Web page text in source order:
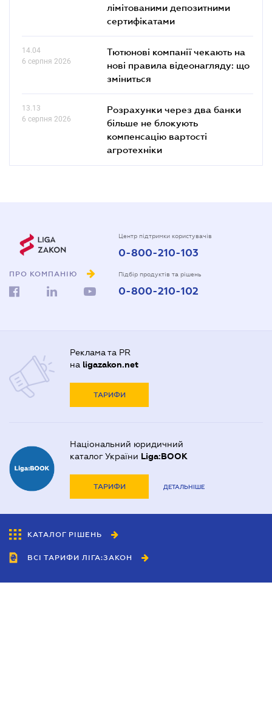
лімітованими депозитними
сертифікатами
14.04
6 серпня 2026
Тютюнові компанії чекають на
нові правила відеонагляду: що
зміниться
13.13
6 серпня 2026
Розрахунки через два банки
більше не блокують
компенсацію вартості
агротехніки
ПРО КОМПАНІЮ
Центр підтримки користувачів
0-800-210-103
Підбір продуктів та рішень
0-800-210-102
Реклама та PR
на ligazakon.net
ТАРИФИ
Національний юридичний
каталог України Liga:BOOK
ТАРИФИ ДЕТАЛЬНІШЕ
КАТАЛОГ РІШЕНЬ
ВСІ ТАРИФИ ЛІГА:ЗАКОН